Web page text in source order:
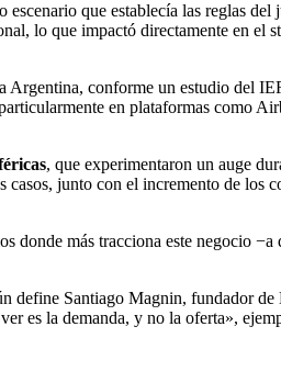
escenario que establecía las reglas
lo que impactó directamente en el
conforme un estudio del
en plataformas como
, que experimentaron un auge
junto con el incremento de los
donde más tracciona este negocio
define Santiago Magnin, fundador
es la demanda, y no la oferta»,